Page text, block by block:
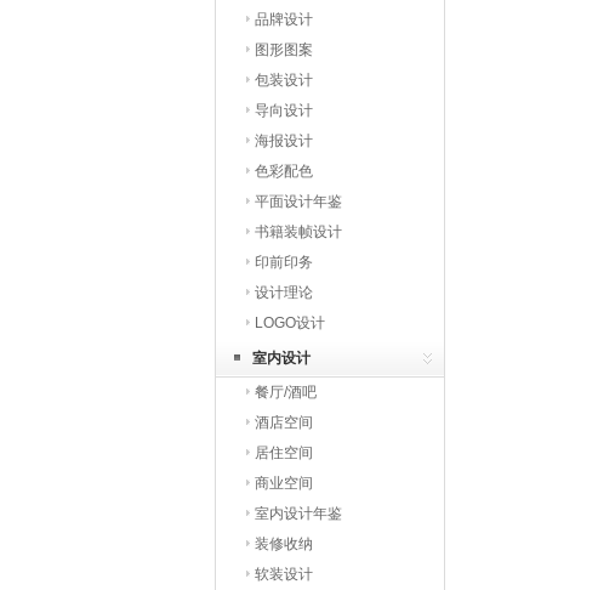
品牌设计
图形图案
包装设计
导向设计
海报设计
色彩配色
平面设计年鉴
书籍装帧设计
印前印务
设计理论
LOGO设计
室内设计
餐厅/酒吧
酒店空间
居住空间
商业空间
室内设计年鉴
装修收纳
软装设计